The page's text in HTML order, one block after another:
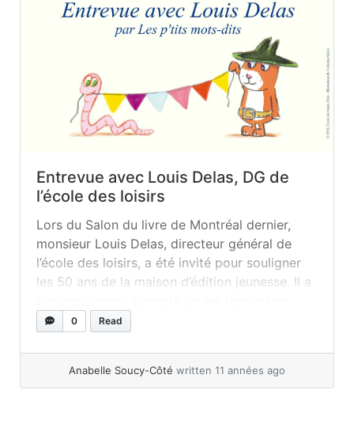
Entrevue avec Louis Delas, DG de
l’école des loisirs
Lors du Salon du livre de Montréal dernier,
monsieur Louis Delas, directeur général de
l’école des loisirs, a été invité pour souligner
les 50 ans de la maison d’édition jeunesse. Il a
pour une entrevue juste avant de reprendre
maison d’édition qui se passe... »read more
0 Read
Anabelle Soucy-Côté written 11 années ago